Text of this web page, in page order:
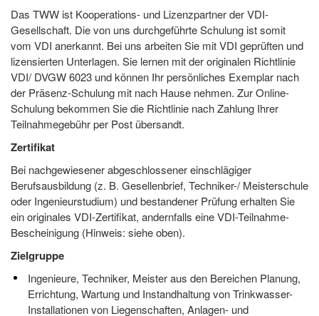
Das TWW ist Kooperations- und Lizenzpartner der VDI-
Gesellschaft. Die von uns durchgeführte Schulung ist somit
vom VDI anerkannt. Bei uns arbeiten Sie mit VDI geprüften und
lizensierten Unterlagen. Sie lernen mit der originalen Richtlinie
VDI/ DVGW 6023 und können Ihr persönliches Exemplar nach
der Präsenz-Schulung mit nach Hause nehmen. Zur Online-
Schulung bekommen Sie die Richtlinie nach Zahlung Ihrer
Teilnahmegebühr per Post übersandt.
Zertifikat
Bei nachgewiesener abgeschlossener einschlägiger
Berufsausbildung (z. B. Gesellenbrief, Techniker-/ Meisterschule
oder Ingenieurstudium) und bestandener Prüfung erhalten Sie
ein originales VDI-Zertifikat, andernfalls eine VDI-Teilnahme-
Bescheinigung (Hinweis: siehe oben).
Zielgruppe
Ingenieure, Techniker, Meister aus den Bereichen Planung,
Errichtung, Wartung und Instandhaltung von Trinkwasser-
Installationen von Liegenschaften, Anlagen- und